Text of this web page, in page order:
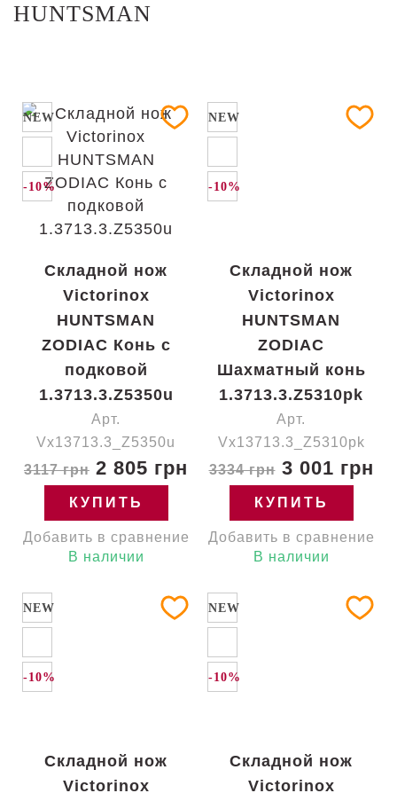
HUNTSMAN
NEW
-10%
Складной нож
Victorinox
HUNTSMAN
ZODIAC Конь с
подковой
1.3713.3.Z5350u
Арт.
Vx13713.3_Z5350u
3117 грн 2 805 грн
КУПИТЬ
Добавить в сравнение
В наличии
NEW
-10%
Складной нож
Victorinox
HUNTSMAN
ZODIAC
Шахматный конь
1.3713.3.Z5310pk
Арт.
Vx13713.3_Z5310pk
3334 грн3 001 грн
КУПИТЬ
Добавить в сравнение
В наличии
NEW
-10%
Складной нож
Victorinox
NEW
-10%
Складной нож
Victorinox